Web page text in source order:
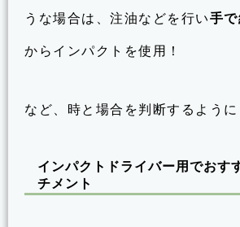
うな場合は、注油などを行い手
からインパクトを使用！
など、時と場合を判断するように
インパクトドライバー用でおす
チメント